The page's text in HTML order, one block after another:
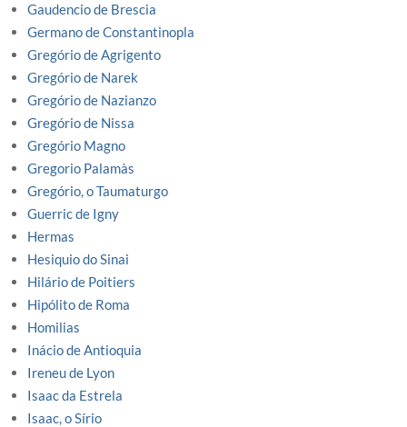
Gaudencio de Brescia
Germano de Constantinopla
Gregório de Agrigento
Gregório de Narek
Gregório de Nazianzo
Gregório de Nissa
Gregório Magno
Gregorio Palamàs
Gregório, o Taumaturgo
Guerric de Igny
Hermas
Hesiquio do Sinai
Hilário de Poitiers
Hipólito de Roma
Homilias
Inácio de Antioquia
Ireneu de Lyon
Isaac da Estrela
Isaac, o Sírio